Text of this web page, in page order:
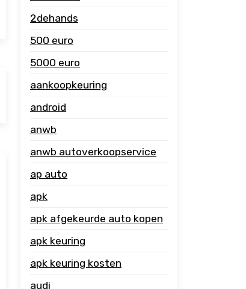
2dehands
500 euro
5000 euro
aankoopkeuring
android
anwb
anwb autoverkoopservice
ap auto
apk
apk afgekeurde auto kopen
apk keuring
apk keuring kosten
audi